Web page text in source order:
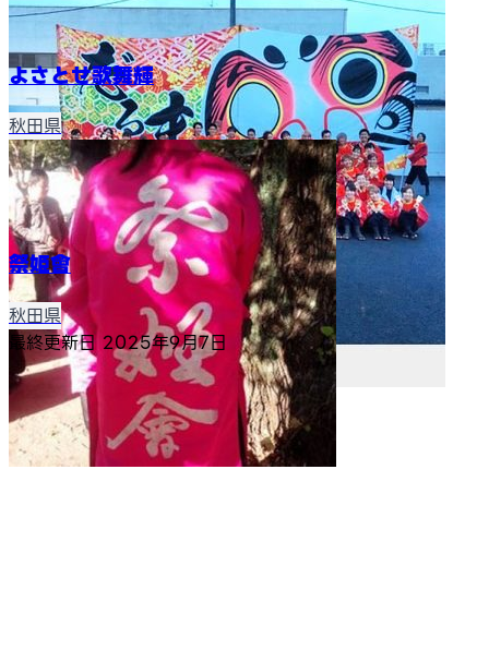
よさとせ歌舞輝
秋田県
祭姫會
秋田県
最終更新日2025年9月7日